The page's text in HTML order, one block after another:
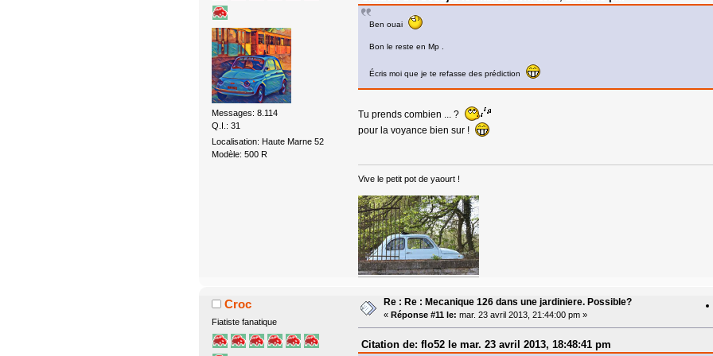
Messages: 8.114
Q.I.: 31
Localisation: Haute Marne 52
Modèle: 500 R
Ben ouai
Bon le reste en Mp .
Écris moi que je te refasse des prédiction
Tu prends combien ... ?
pour la voyance bien sur !
Vive le petit pot de yaourt !
Croc
Fiatiste fanatique
Re : Re : Mecanique 126 dans une jardiniere. Possible?
« Réponse #11 le: mar. 23 avril 2013, 21:44:00 pm »
Citation de: flo52 le mar. 23 avril 2013, 18:48:41 pm